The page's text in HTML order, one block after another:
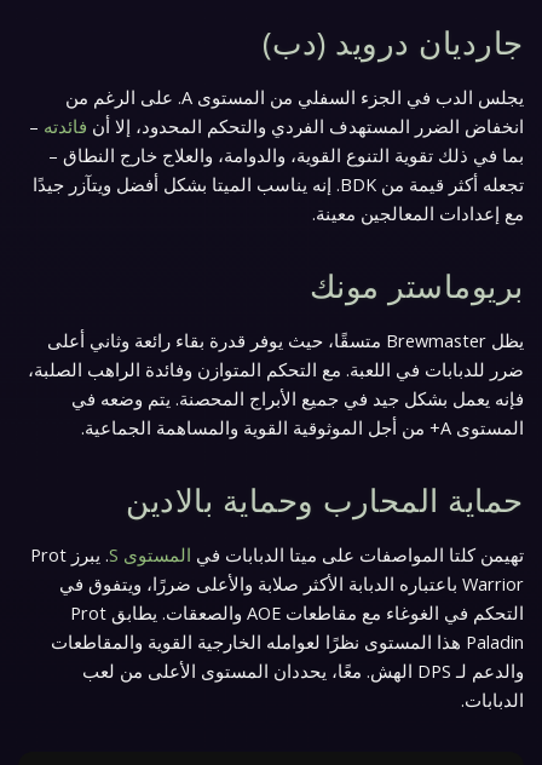
جارديان درويد (دب)
يجلس الدب في الجزء السفلي من المستوى A. على الرغم من
انخفاض الضرر المستهدف الفردي والتحكم المحدود، إلا أن فائدته –
بما في ذلك تقوية التنوع القوية، والدوامة، والعلاج خارج النطاق –
تجعله أكثر قيمة من BDK. إنه يناسب الميتا بشكل أفضل ويتآزر جيدًا
مع إعدادات المعالجين معينة.
بريوماستر مونك
يظل Brewmaster متسقًا، حيث يوفر قدرة بقاء رائعة وثاني أعلى
ضرر للدبابات في اللعبة. مع التحكم المتوازن وفائدة الراهب الصلبة،
فإنه يعمل بشكل جيد في جميع الأبراج المحصنة. يتم وضعه في
المستوى A+ من أجل الموثوقية القوية والمساهمة الجماعية.
حماية المحارب وحماية بالادين
تهيمن كلتا المواصفات على ميتا الدبابات في المستوى S
. يبرز Prot
Warrior باعتباره الدبابة الأكثر صلابة والأعلى ضررًا، ويتفوق في
التحكم في الغوغاء مع مقاطعات AOE والصعقات. يطابق Prot
Paladin هذا المستوى نظرًا لعوامله الخارجية القوية والمقاطعات
والدعم لـ DPS الهش. معًا، يحددان المستوى الأعلى من لعب
الدبابات.